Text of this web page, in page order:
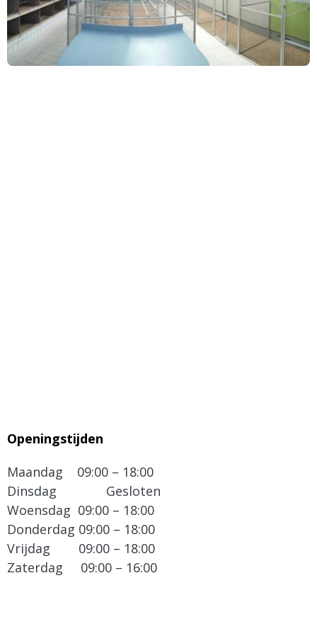
Openingstijden
Maandag 09:00 – 18:00
Dinsdag Gesloten
Woensdag 09:00 – 18:00
Donderdag 09:00 – 18:00
Vrijdag 09:00 – 18:00
Zaterdag 09:00 – 16:00